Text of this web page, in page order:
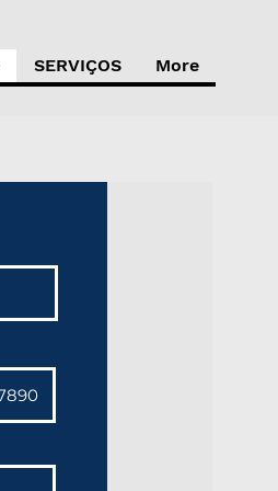
SERVIÇOS More